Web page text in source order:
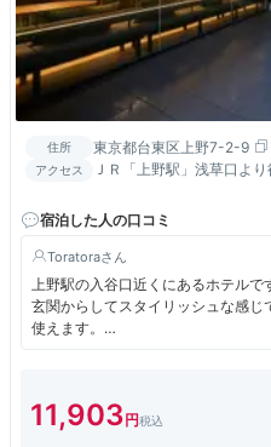
住所 東京都台東区上野7-2-9
アクセス ＪＲ「上野駅」浅草口よ
宿泊した人の口コミ
Toratora
上野駅の入谷口近くにあるホテルで
玄関からしてスタイリッシュな感じ
使えます。
部屋は広くはありませんが、必要
割と新しいホテルで静かな環境にあ
ます。
11,903